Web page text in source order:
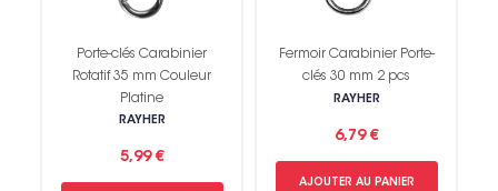
Porte-clés Carabinier
Rotatif 35 mm Couleur
Platine
RAYHER
5,99 €
Fermoir Carabinier Porte-
clés 30 mm 2 pcs
RAYHER
6,79 €
AJOUTER AU PANIER